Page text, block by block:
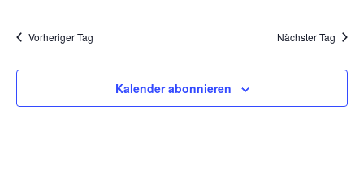
Suche
und
Vorheriger Tag
Nächster Tag
Kalender abonnieren